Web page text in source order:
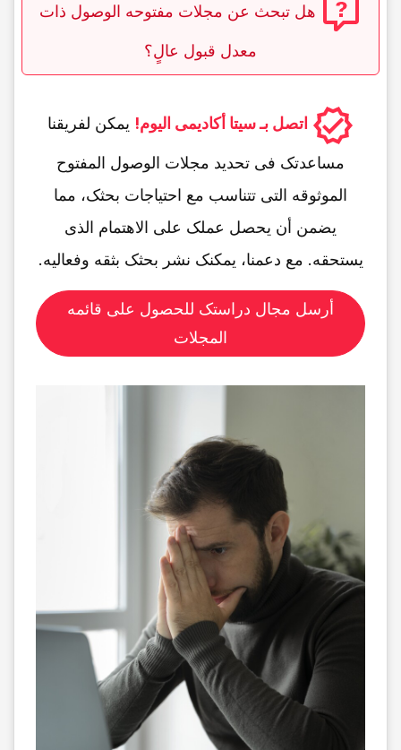
هل تبحث عن مجلات مفتوحه الوصول ذات
معدل قبول عالٍ؟
اتصل بـ سیتا أکادیمی الیوم! یمکن لفریقنا
مساعدتک فی تحدید مجلات الوصول المفتوح
الموثوقه التی تتناسب مع احتیاجات بحثک، مما
یضمن أن یحصل عملک على الاهتمام الذی
یستحقه. مع دعمنا، یمکنک نشر بحثک بثقه وفعالیه.
أرسل مجال دراستک للحصول على قائمه
المجلات